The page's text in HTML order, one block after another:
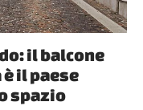
il balcone
il paese
spazio